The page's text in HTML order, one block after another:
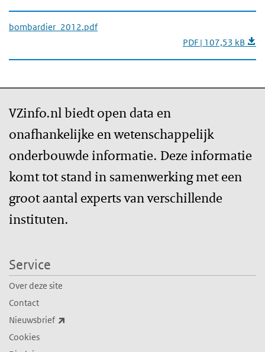
bombardier_2012.pdf
PDF | 107,53 kB
VZinfo.nl biedt open data en
onafhankelijke en wetenschappelijk
onderbouwde informatie. Deze informatie
komt tot stand in samenwerking met een
groot aantal experts van verschillende
instituten.
Service
Over deze site
Contact
Nieuwsbrief
Cookies